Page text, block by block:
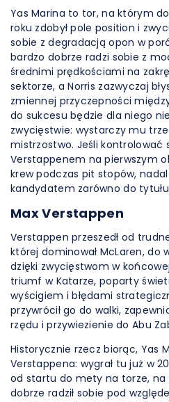
Yas Marina to tor, na którym
roku zdobył pole position i
sobie z degradacją opon w
bardzo dobrze radzi sobie z
średnimi prędkościami na
sektorze, a Norris zazwyczaj
zmiennej przyczepności
do sukcesu będzie dla niego
zwycięstwie: wystarczy mu
mistrzostwo. Jeśli kontrolować
Verstappenem na pierwszym
krew podczas pit stopów,
kandydatem zarówno do
Max Verstappen
Verstappen przeszedł od
której dominował McLaren, do
dzięki zwycięstwom w
triumf w Katarze, poparty
wyścigiem i błędami
przywrócił go do walki,
rzędu i przywiezienie do Abu
Historycznie rzecz biorąc, Yas
Verstappena: wygrał tu już w
od startu do mety na torze, na
dobrze radził sobie pod